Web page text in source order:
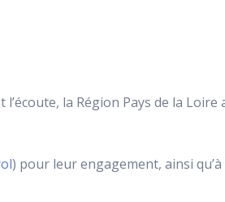
la Région Pays de la Loire
) pour leur engagement, ainsi qu’à